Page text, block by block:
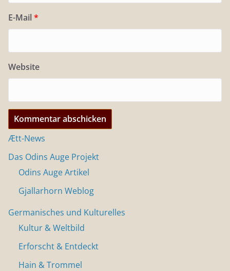
E-Mail *
Website
Ætt-News
Das Odins Auge Projekt
Odins Auge Artikel
Gjallarhorn Weblog
Germanisches und Kulturelles
Kultur & Weltbild
Erforscht & Entdeckt
Hain & Trommel